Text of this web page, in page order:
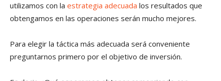
utilizamos con la estrategia adecuada los resultados que
obtengamos en las operaciones serán mucho mejores.
Para elegir la táctica más adecuada será conveniente
preguntarnos primero por el objetivo de inversión.